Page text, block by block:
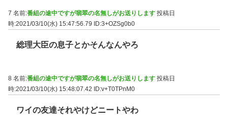
7 名前:番組の途中ですが翡翠の名無しがお送りします 投稿日
時:2021/03/10(水) 15:47:56.79
ID:3+OZSg0b0
総理大臣の息子とかそんなんやろ
8 名前:番組の途中ですが翡翠の名無しがお送りします 投稿日
時:2021/03/10(水) 15:48:07.42 ID:v+T0TPnM0
ワイの友達それやけどニートやわ